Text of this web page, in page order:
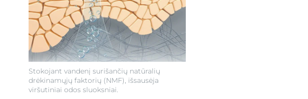
Stokojant vandenį surišančių natūralių
drėkinamųjų faktorių (NMF), išsausėja
viršutiniai odos sluoksniai.